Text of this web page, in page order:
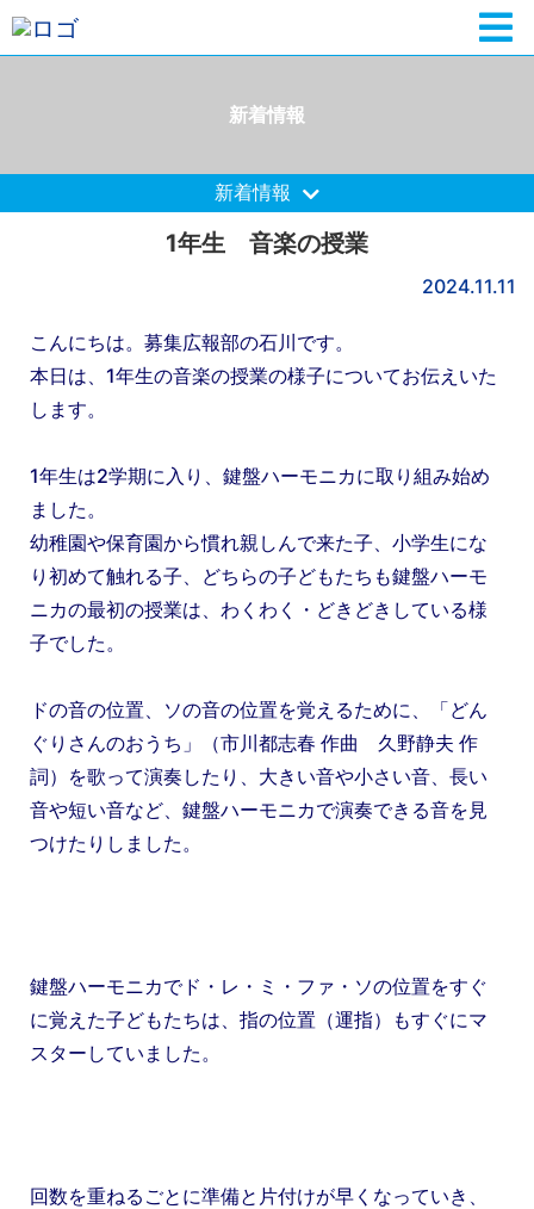
新着情報
新着情報
1年生 音楽の授業
2024.11.11
こんにちは。募集広報部の石川です。
本日は、1年生の音楽の授業の様子についてお伝えいた
します。
1年生は2学期に入り、鍵盤ハーモニカに取り組み始め
ました。
幼稚園や保育園から慣れ親しんで来た子、小学生にな
り初めて触れる子、どちらの子どもたちも鍵盤ハーモ
ニカの最初の授業は、わくわく・どきどきしている様
子でした。
ドの音の位置、ソの音の位置を覚えるために、「どん
ぐりさんのおうち」（市川都志春 作曲 久野静夫 作
詞）を歌って演奏したり、大きい音や小さい音、長い
音や短い音など、鍵盤ハーモニカで演奏できる音を見
つけたりしました。
鍵盤ハーモニカでド・レ・ミ・ファ・ソの位置をすぐ
に覚えた子どもたちは、指の位置（運指）もすぐにマ
スターしていました。
回数を重ねるごとに準備と片付けが早くなっていき、